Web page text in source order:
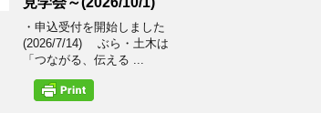
・申込受付を開始しました
(2026/7/14) ぶら・土木は
「つながる、伝える ...